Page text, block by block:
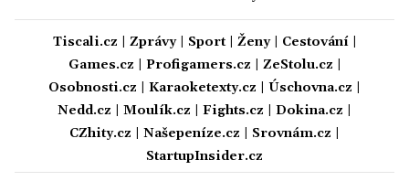
Tiscali.cz Zprávy| Sport| Ženy| Cestování|
Games.cz
Profigamers.cz ZeStolu.cz
Osobnosti.cz
Karaoketexty.cz Úschovna.cz
Nedd.cz
Moulík.cz Fights.cz Dokina.cz
CZhity.cz
Našepeníze.cz Srovnám.cz
StartupInsider.cz